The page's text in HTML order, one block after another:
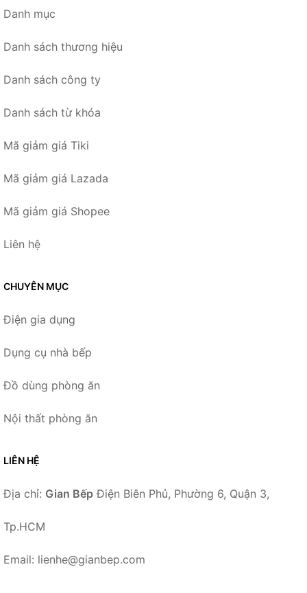
Danh mục
Danh sách thương hiệu
Danh sách công ty
Danh sách từ khóa
Mã giảm giá Tiki
Mã giảm giá Lazada
Mã giảm giá Shopee
Liên hệ
CHUYÊN MỤC
Điện gia dụng
Dụng cụ nhà bếp
Đồ dùng phòng ăn
Nội thất phòng ăn
LIÊN HỆ
Địa chỉ: Gian Bếp Điện Biên Phủ, Phường 6, Quận 3,
Tp.HCM
Email: lienhe@gianbep.com